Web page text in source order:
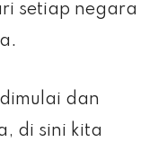
setiap negara
dan
di sini kita